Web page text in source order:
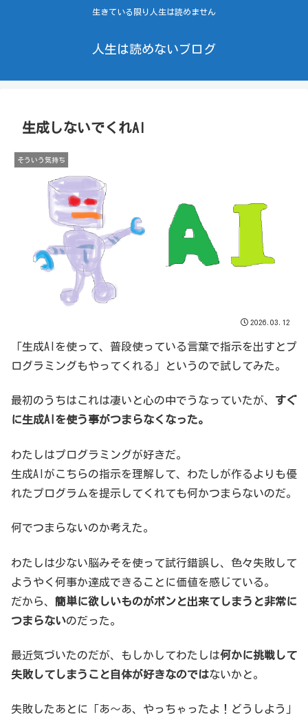
生きている限り人生は読めません
人生は読めないブログ
生成しないでくれAI
そういう気持ち
2026.03.12
「生成AIを使って、普段使っている言葉で指示を出すとプ
ログラミングもやってくれる」というので試してみた。
最初のうちはこれは凄いと心の中でうなっていたが、 すぐ
に生成AIを使う事がつまらなくなった。
わたしはプログラミングが好きだ。
生成AIがこちらの指示を理解して、わたしが作るよりも優
れたプログラムを提示してくれても何かつまらないのだ。
何でつまらないのか考えた。
わたしは少ない脳みそを使って試行錯誤し、色々失敗して
ようやく何事か達成できることに価値を感じている。
だから、 簡単に欲しいものがポンと出来てしまうと非常に
つまらないのだった。
最近気づいたのだが、もしかしてわたしは何かに挑戦して
失敗してしまうこと自体が好きなのではないかと。
失敗したあとに「あ～あ、やっちゃったよ！どうしよう」